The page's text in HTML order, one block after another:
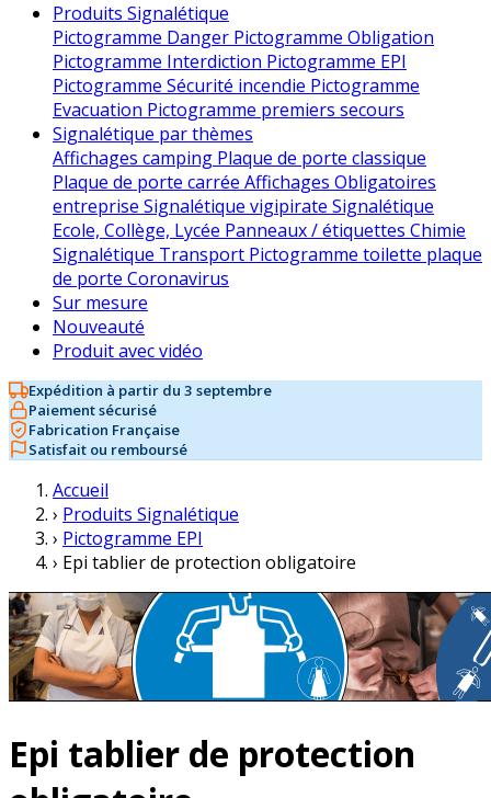
Produits Signalétique
Pictogramme Danger Pictogramme Obligation
Pictogramme Interdiction Pictogramme EPI
Pictogramme Sécurité incendie Pictogramme
Evacuation Pictogramme premiers secours
Signalétique par thèmes
Affichages camping Plaque de porte classique
Plaque de porte carrée Affichages Obligatoires
entreprise Signalétique vigipirate Signalétique
Ecole, Collège, Lycée Panneaux / étiquettes Chimie
Signalétique Transport Pictogramme toilette plaque
de porte Coronavirus
Sur mesure
Nouveauté
Produit avec vidéo
Expédition à partir du 3 septembre
Paiement sécurisé
Fabrication Française
Satisfait ou remboursé
Accueil
› Produits Signalétique
› Pictogramme EPI
› Epi tablier de protection obligatoire
Epi tablier de protection